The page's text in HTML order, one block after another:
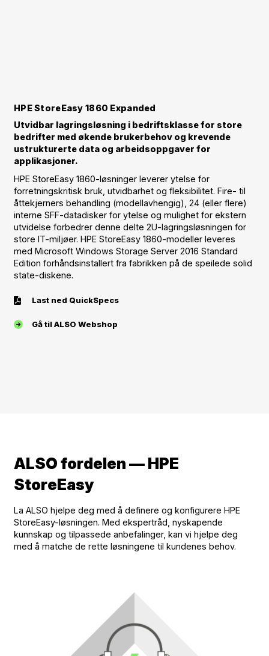
HPE StoreEasy 1860 Expanded
Utvidbar lagringsløsning i bedriftsklasse for store
bedrifter med økende brukerbehov og krevende
ustrukturerte data og arbeidsoppgaver for
applikasjoner.
HPE StoreEasy 1860-løsninger leverer ytelse for
forretningskritisk bruk, utvidbarhet og fleksibilitet. Fire- til
åttekjerners behandling (modellavhengig), 24 (eller flere)
interne SFF-datadisker for ytelse og mulighet for ekstern
utvidelse forbedrer denne delte 2U-lagringsløsningen for
store IT-miljøer. HPE StoreEasy 1860-modeller leveres
med Microsoft Windows Storage Server 2016 Standard
Edition forhåndsinstallert fra fabrikken på de speilede solid
state-diskene.
Last ned QuickSpecs
Gå til ALSO Webshop
ALSO fordelen –– HPE
StoreEasy
La ALSO hjelpe deg med å definere og konfigurere HPE
StoreEasy-løsningen. Med ekspertråd, nyskapende
kunnskap og tilpassede anbefalinger, kan vi hjelpe deg
med å matche de rette løsningene til kundenes behov.